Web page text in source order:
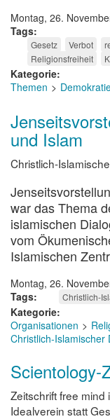
Montag, 26.
Tags
Gesetz Verbot
Religionsfreiheit
Kategorie
Themen
und Islam
Christlich-
war das Thema
islamischen
vom
Islamischen
Montag, 26.
Tags
Christlich-
Kategorie
Organisationen
Christlich-Islamischer
Scientology-
Zeitschrift free
Idealverein statt